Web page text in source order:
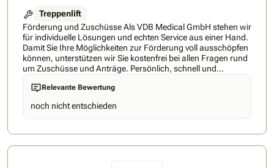
Treppenlift
Förderung und Zuschüsse Als VDB Medical GmbH stehen wir
für individuelle Lösungen und echten Service aus einer Hand.
Damit Sie Ihre Möglichkeiten zur Förderung voll ausschöpfen
können, unterstützen wir Sie kostenfrei bei allen Fragen rund
um Zuschüsse und Anträge. Persönlich, schnell und
kompetent – genau so, wie man es sich wünscht. Auf
folgende Vorteile bei der VDB Medical GmbH dürfen Sie sich
freuen: • Direktvertrieb – alles aus einer Hand • Eigene
Servicetechniker mit kurzen Reaktionszeiten • Schnellste
Lieferzeit: ab 1 Woche • Bestpreis-Garantie • 24h Rückruf-
Unterstützung bei Förderungen & Zuschüssen • Bis zu 100
Relevante Bewertung
noch nicht entschieden